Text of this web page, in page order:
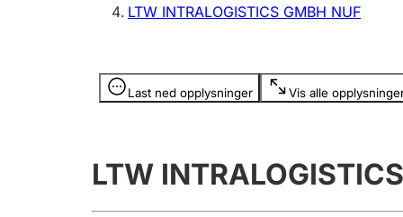
LTW INTRALOGISTICS GMBH NUF
Last ned opplysninger Vis alle
Opplysninger er skjult
LTW